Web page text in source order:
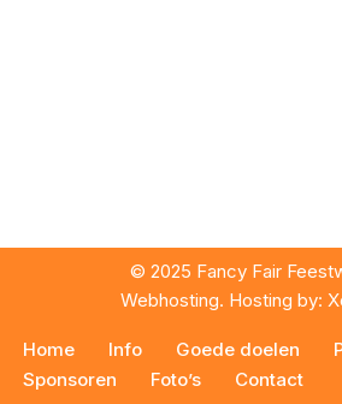
© 2025 Fancy Fair
Webhosting. Hosting by:
Home Info Goede doelen
Sponsoren
Foto’s Contact